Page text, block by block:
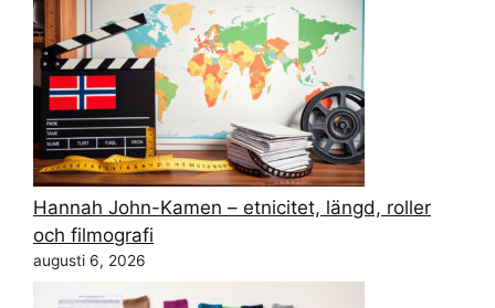
Hannah John-Kamen – etnicitet, längd, roller
och filmografi
augusti 6, 2026